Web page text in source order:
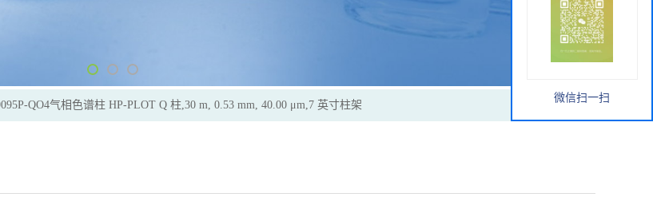
QO4气相色谱柱 HP-PLOT Q 柱,30 m, 0.53 mm, 40.00 μm,7 英寸柱架
微信扫一扫